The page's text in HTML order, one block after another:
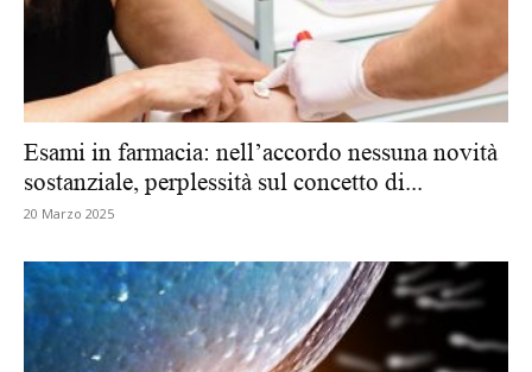
Esami in farmacia: nell’accordo nessuna novità
sostanziale, perplessità sul concetto di...
20 Marzo 2025